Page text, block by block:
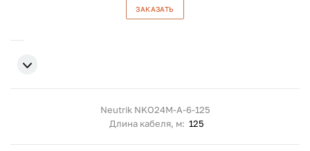
ЗАКАЗАТЬ
Neutrik NKO24M-A-6-125
Длина кабеля, м: 125